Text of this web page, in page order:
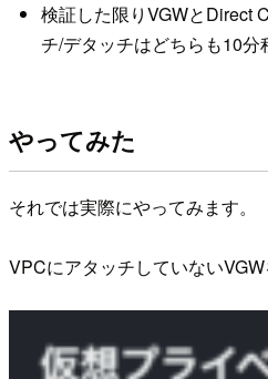
検証した限りVGWとDirect
チ/デタッチはどちらも10分
やってみた
それでは実際にやってみます。
VPCにアタッチしていないVGW